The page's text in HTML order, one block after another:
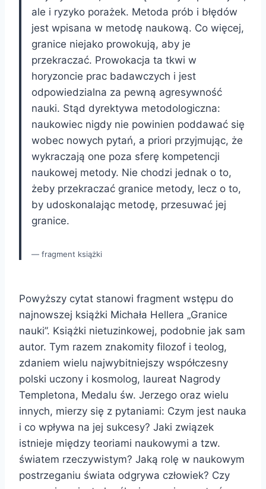
ale i ryzyko porażek. Metoda prób i błędów
jest wpisana w metodę naukową. Co więcej,
granice niejako prowokują, aby je
przekraczać. Prowokacja ta tkwi w
horyzoncie prac badawczych i jest
odpowiedzialna za pewną agresywność
nauki. Stąd dyrektywa metodologiczna:
naukowiec nigdy nie powinien poddawać się
wobec nowych pytań, a priori przyjmując, że
wykraczają one poza sferę kompetencji
naukowej metody. Nie chodzi jednak o to,
żeby przekraczać granice metody, lecz o to,
by udoskonalając metodę, przesuwać jej
granice.
fragment książki
Powyższy cytat stanowi fragment wstępu do
najnowszej książki Michała Hellera „Granice
nauki”. Książki nietuzinkowej, podobnie jak sam
autor. Tym razem znakomity filozof i teolog,
zdaniem wielu najwybitniejszy współczesny
polski uczony i kosmolog, laureat Nagrody
Templetona, Medalu św. Jerzego oraz wielu
innych, mierzy się z pytaniami: Czym jest nauka
i co wpływa na jej sukcesy? Jaki związek
istnieje między teoriami naukowymi a tzw.
światem rzeczywistym? Jaką rolę w naukowym
postrzeganiu świata odgrywa człowiek? Czy